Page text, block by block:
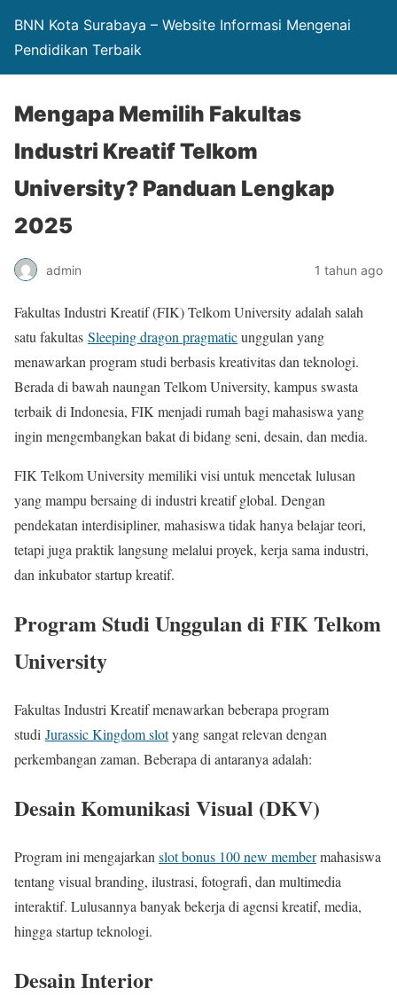
BNN Kota Surabaya – Website Informasi Mengenai
Pendidikan Terbaik
Mengapa Memilih Fakultas
Industri Kreatif Telkom
University? Panduan Lengkap
2025
admin 1 tahun ago
Fakultas Industri Kreatif (FIK) Telkom University adalah salah
satu fakultas Sleeping dragon pragmaticunggulan yang
menawarkan program studi berbasis kreativitas dan teknologi.
Berada di bawah naungan Telkom University, kampus swasta
terbaik di Indonesia, FIK menjadi rumah bagi mahasiswa yang
ingin mengembangkan bakat di bidang seni, desain, dan media.
FIK Telkom University memiliki visi untuk mencetak lulusan
yang mampu bersaing di industri kreatif global. Dengan
pendekatan interdisipliner, mahasiswa tidak hanya belajar teori,
tetapi juga praktik langsung melalui proyek, kerja sama industri,
dan inkubator startup kreatif.
Program Studi Unggulan di FIK Telkom
University
Fakultas Industri Kreatif menawarkan beberapa program
studi Jurassic Kingdom slotyang sangat relevan dengan
perkembangan zaman. Beberapa di antaranya adalah:
Desain Komunikasi Visual (DKV)
Program ini mengajarkan slot bonus 100 new membermahasiswa
tentang visual branding, ilustrasi, fotografi, dan multimedia
interaktif. Lulusannya banyak bekerja di agensi kreatif, media,
hingga startup teknologi.
Desain Interior